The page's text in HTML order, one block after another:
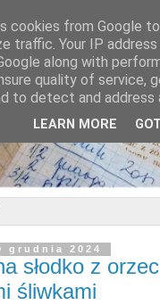
grudnia 2024
słodko z
śliwkami
cookies from Google
traffic. Your IP
along with
quality of service,
to detect and address
LEARN MORE